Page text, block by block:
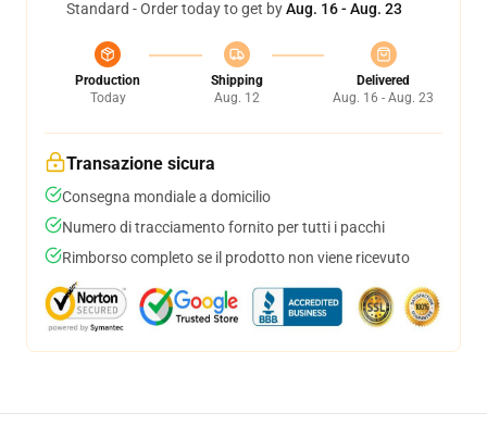
Standard - Order today to get byAug. 16 - Aug. 23
Production
Today
Shipping
Aug. 12
Delivered
Aug. 16 - Aug. 23
Transazione sicura
Consegna mondiale a domicilio
Numero di tracciamento fornito per tutti i pacchi
Rimborso completo se il prodotto non viene ricevuto